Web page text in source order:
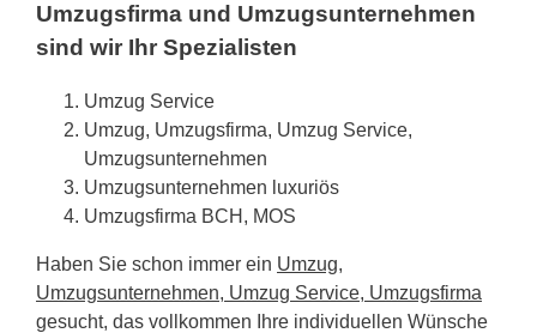
Umzugsfirma und Umzugsunternehmen
sind wir Ihr Spezialisten
Umzug Service
Umzug, Umzugsfirma, Umzug Service,
Umzugsunternehmen
Umzugsunternehmen luxuriös
Umzugsfirma BCH, MOS
Haben Sie schon immer ein Umzug,
Umzugsunternehmen, Umzug Service, Umzugsfirma
gesucht, das vollkommen Ihre individuellen Wünsche